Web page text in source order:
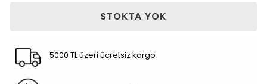
STOKTA YOK
5000 TL üzeri ücretsiz kargo